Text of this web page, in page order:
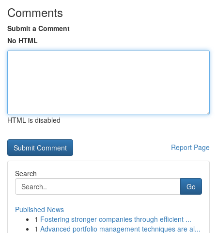
Comments
Submit a Comment
No HTML
HTML is disabled
Report Page
Search
Go
Published News
1 Fostering stronger companies through efficient ...
1 Advanced portfolio management techniques are al...